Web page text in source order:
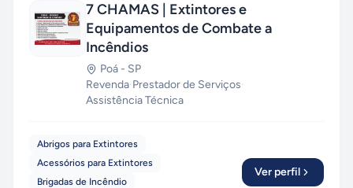
7 CHAMAS | Extintores e
Equipamentos de Combate a
Incêndios
Poá - SP
Revenda·Prestador de Serviços·
Assistência Técnica
Abrigos para Extintores
Acessórios para Extintores
Brigadas de Incêndio
Ver perfil